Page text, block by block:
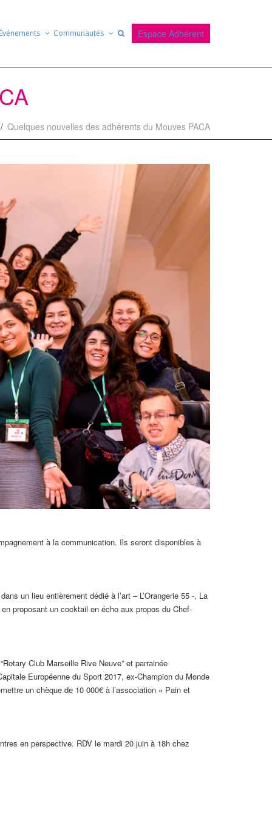
Événements Communautés Espace Adhérent
Quelques nouvelles des adhérents du Mouves PACA
à la communication. Ils seront disponibles à
un lieu entièrement dédié à l’art – L’Orangerie 55 -, La
proposant un cocktail en écho aux propos du Chef-
Club Marseille Rive Neuve” et parrainée
Européenne du Sport 2017, ex-Champion du Monde
un chèque de 10 000€ à l’association « Pain et
en perspective. RDV le mardi 20 juin à 18h chez